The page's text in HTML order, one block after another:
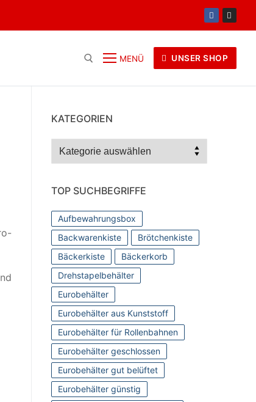
MENÜ UNSER SHOP
KATEGORIEN
Kategorien
TOP SUCHBEGRIFFE
Aufbewahrungsbox
Backwarenkiste
Brötchenkiste
Bäckerkiste
Bäckerkorb
Drehstapelbehälter
Eurobehälter
Eurobehälter aus Kunststoff
Eurobehälter für Rollenbahnen
Eurobehälter geschlossen
Eurobehälter gut belüftet
Eurobehälter günstig